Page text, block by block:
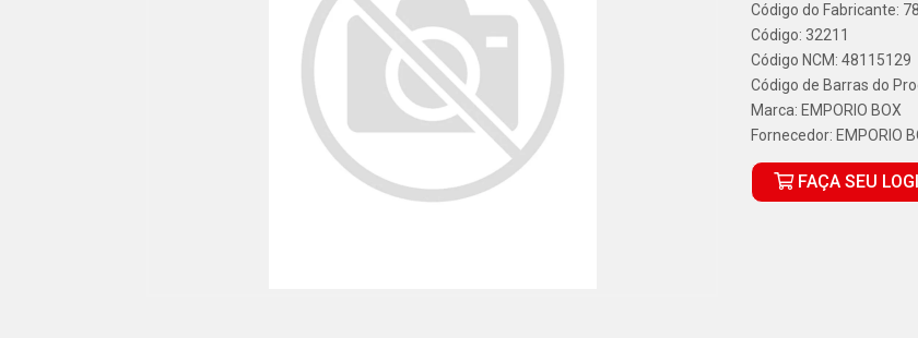
Código do Fabricante:
Código: 32211
Código NCM: 48115129
Código de Barras do
Marca: EMPORIO BOX
Fornecedor: EMPORIO
FAÇA SEU